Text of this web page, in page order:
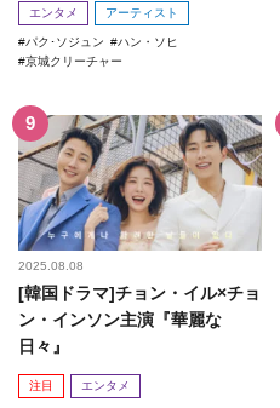
エンタメ アーティスト
パク･ソジュン
ハン・ソヒ
京城クリーチャー
2025.08.08
[韓国ドラマ]チョン・イル×チョ
ン・インソン主演『華麗な
日々』
注目 エンタメ